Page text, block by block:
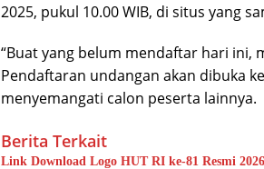
2025, pukul 10.00 WIB, di situs yang
“Buat yang belum mendaftar hari ini,
Pendaftaran undangan akan dibuka
menyemangati calon peserta lainnya.
Berita Terkait
Link Download Logo HUT RI ke-81 Resmi